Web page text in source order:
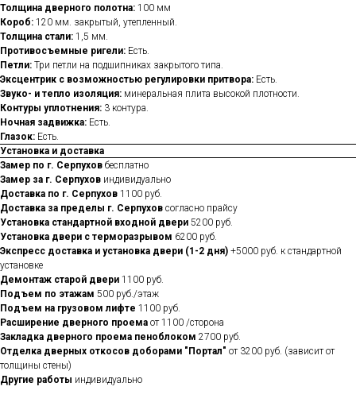
Толщина дверного полотна: 100 мм
Короб: 120 мм. закрытый, утепленный.
Толщина стали: 1,5 мм.
Противосъемные ригели: Есть.
Петли: Три петли на подшипниках закрытого типа.
Эксцентрик с возможностью регулировки притвора: Есть.
Звуко- и тепло изоляция: минеральная плита высокой плотности.
Контуры уплотнения: 3 контура.
Ночная задвижка: Есть.
Глазок: Есть.
Установка и доставка
Замер по г. Серпухов бесплатно
Замер за г. Серпухов индивидуально
Доставка по г. Серпухов 1100 руб.
Доставка за пределы г. Серпухов согласно прайсу
Установка стандартной входной двери 5200 руб.
Установка двери с терморазрывом 6200 руб.
Экспресс доставка и установка двери (1-2 дня) +5000 руб. к стандартной
установке
Демонтаж старой двери 1100 руб.
Подъем по этажам 500 руб./этаж
Подъем на грузовом лифте 1100 руб.
Расширение дверного проема от 1100 /сторона
Закладка дверного проема пеноблоком 2700 руб.
Отделка дверных откосов доборами "Портал" от 3200 руб. (зависит от
толщины стены)
Другие работы индивидуально